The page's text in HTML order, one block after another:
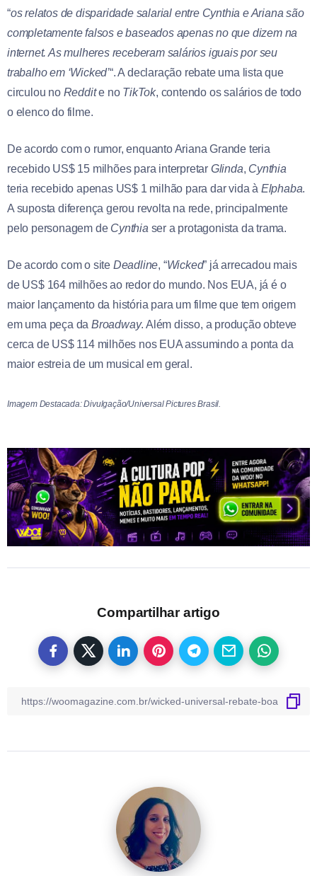
“os relatos de disparidade salarial entre Cynthia e Ariana são
completamente falsos e baseados apenas no que dizem na
internet. As mulheres receberam salários iguais por seu
trabalho em ‘Wicked’“. A declaração rebate uma lista que
circulou no Reddite no TikTok, contendo os salários de todo
o elenco do filme.
De acordo com o rumor, enquanto Ariana Grande teria
recebido US$ 15 milhões para interpretar Glinda, Cynthia
teria recebido apenas US$ 1 milhão para dar vida à Elphaba.
A suposta diferença gerou revolta na rede, principalmente
pelo personagem de Cynthia ser a protagonista da trama.
De acordo com o site Deadline, “Wicked” já arrecadou mais
de US$ 164 milhões ao redor do mundo. Nos EUA, já é o
maior lançamento da história para um filme que tem origem
em uma peça daBroadway. Além disso, a produção obteve
cerca de US$ 114 milhões nos EUA assumindo a ponta da
maior estreia de um musical em geral.
Imagem Destacada: Divulgação/Universal Pictures Brasil.
Compartilhar artigo